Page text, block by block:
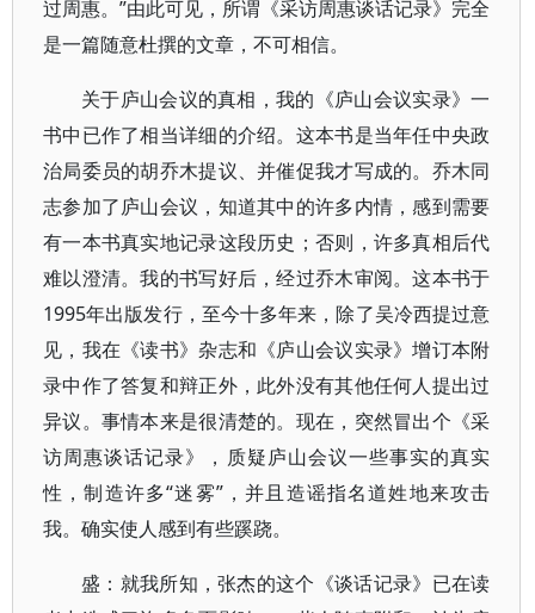
过周惠。”由此可见，所谓《采访周惠谈话记录》完全
是一篇随意杜撰的文章，不可相信。
关于庐山会议的真相，我的《庐山会议实录》一
书中已作了相当详细的介绍。这本书是当年任中央政
治局委员的胡乔木提议、并催促我才写成的。乔木同
志参加了庐山会议，知道其中的许多内情，感到需要
有一本书真实地记录这段历史；否则，许多真相后代
难以澄清。我的书写好后，经过乔木审阅。这本书于
1995年出版发行，至今十多年来，除了吴冷西提过意
见，我在《读书》杂志和《庐山会议实录》增订本附
录中作了答复和辩正外，此外没有其他任何人提出过
异议。事情本来是很清楚的。现在，突然冒出个《采
访周惠谈话记录》，质疑庐山会议一些事实的真实
性，制造许多“迷雾”，并且造谣指名道姓地来攻击
我。确实使人感到有些蹊跷。
盛：就我所知，张杰的这个《谈话记录》已在读